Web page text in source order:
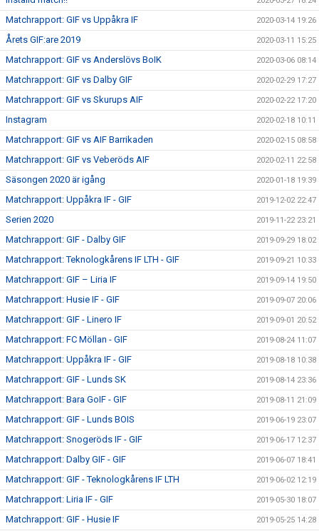
Matchrapport: GIF vs Uppåkra IF 2020-03-14 19:26
Årets GIF:are 2019 2020-03-11 15:25
Matchrapport: GIF vs Anderslövs BoIK 2020-03-06 08:14
Matchrapport: GIF vs Dalby GIF 2020-02-29 17:27
Matchrapport: GIF vs Skurups AIF 2020-02-22 17:20
Instagram 2020-02-18 10:11
Matchrapport: GIF vs AIF Barrikaden 2020-02-15 08:58
Matchrapport: GIF vs Veberöds AIF 2020-02-11 22:58
Säsongen 2020 är igång 2020-01-18 19:39
Matchrapport: Uppåkra IF - GIF 2019-12-02 22:47
Serien 2020 2019-11-22 23:21
Matchrapport: GIF - Dalby GIF 2019-09-29 18:02
Matchrapport: Teknologkårens IF LTH - GIF 2019-09-21 10:33
Matchrapport: GIF – Liria IF 2019-09-14 19:50
Matchrapport: Husie IF - GIF 2019-09-07 20:06
Matchrapport: GIF - Linero IF 2019-09-01 20:52
Matchrapport: FC Möllan - GIF 2019-08-24 11:07
Matchrapport: Uppåkra IF - GIF 2019-08-18 10:38
Matchrapport: GIF - Lunds SK 2019-08-14 23:36
Matchrapport: Bara GoIF - GIF 2019-08-11 21:09
Matchrapport: GIF - Lunds BOIS 2019-06-19 23:07
Matchrapport: Snogeröds IF - GIF 2019-06-17 12:37
Matchrapport: Dalby GIF - GIF 2019-06-07 18:41
Matchrapport: GIF - Teknologkårens IF LTH 2019-06-02 12:19
Matchrapport: Liria IF - GIF 2019-05-30 18:07
Matchrapport: GIF - Husie IF 2019-05-25 14:28